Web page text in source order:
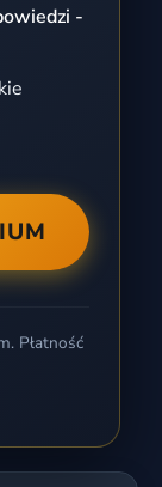
-
Płatność